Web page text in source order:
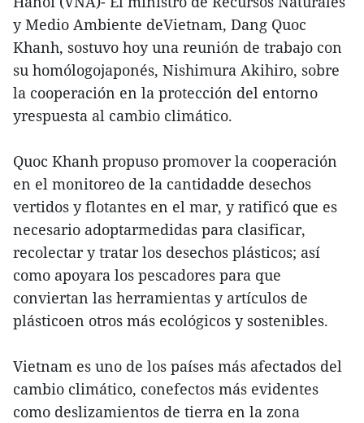
y Medio Ambiente deVietnam, Dang Quoc
Khanh, sostuvo hoy una reunión de trabajo con
su homólogojaponés, Nishimura Akihiro, sobre
la cooperación en la protección del entorno
yrespuesta al cambio climático.
Quoc Khanh propuso promover la cooperación
en el monitoreo de la cantidadde desechos
vertidos y flotantes en el mar, y ratificó que es
necesario adoptarmedidas para clasificar,
recolectar y tratar los desechos plásticos; así
como apoyara los pescadores para que
conviertan las herramientas y artículos de
plásticoen otros más ecológicos y sostenibles.
Vietnam es uno de los países más afectados del
cambio climático, conefectos más evidentes
como deslizamientos de tierra en la zona